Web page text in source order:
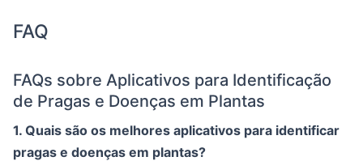
FAQ
FAQs sobre Aplicativos para Identificação
de Pragas e Doenças em Plantas
1. Quais são os melhores aplicativos para identificar
pragas e doenças em plantas?